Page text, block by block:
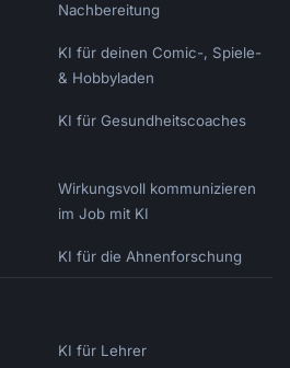
Nachbereitung
KI für deinen Comic-, Spiele-
& Hobbyladen
KI für Gesundheitscoaches
Wirkungsvoll kommunizieren
im Job mit KI
KI für die Ahnenforschung
KI für Lehrer